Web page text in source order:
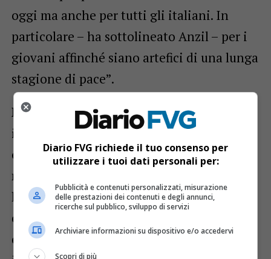
oggi ma anche per tutti gli italiani. In
particolare – ha sottolineato Anzil – per i
giovani affinché siano artefici di una lunga
stagione di pace”.
Nel 2009 il Presidente della Repubblica
italiana Giorgio Napolitano ha
conferito a ogni carabiniere caduto la
medaglia d’oro al merito civile
le motivazioni lette durante l’odierna
commemorazione: “Nel corso dell’ultimo
conflitto mondiale, in servizio presso
Diario FVG richiede il tuo consenso per
utilizzare i tuoi dati personali per:
Pubblicità e contenuti personalizzati, misurazione
delle prestazioni dei contenuti e degli annunci,
ricerche sul pubblico, sviluppo di servizi
Archiviare informazioni su dispositivo e/o accedervi
Scopri di più